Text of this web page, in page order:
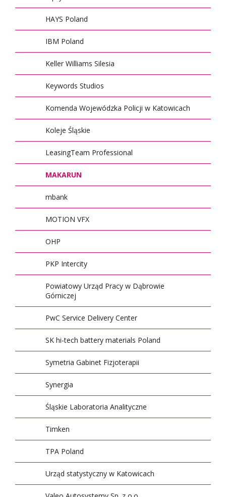
HAYS Poland
IBM Poland
Keller Williams Silesia
Keywords Studios
Komenda Wojewódzka Policji w Katowicach
Koleje Śląskie
LeasingTeam Professional
MAKARUN
mbank
MOTION VFX
OHP
PKP Intercity
Powiatowy Urząd Pracy w Dąbrowie
Górniczej
PwC Service Delivery Center
SK hi-tech battery materials Poland
Symetria Gabinet Fizjoterapii
Synergia
Śląskie Laboratoria Analityczne
Timken
TPA Poland
Urząd statystyczny w Katowicach